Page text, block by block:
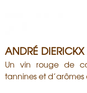
ANDRÉ
Un vin rouge de
tannines et d’arômes